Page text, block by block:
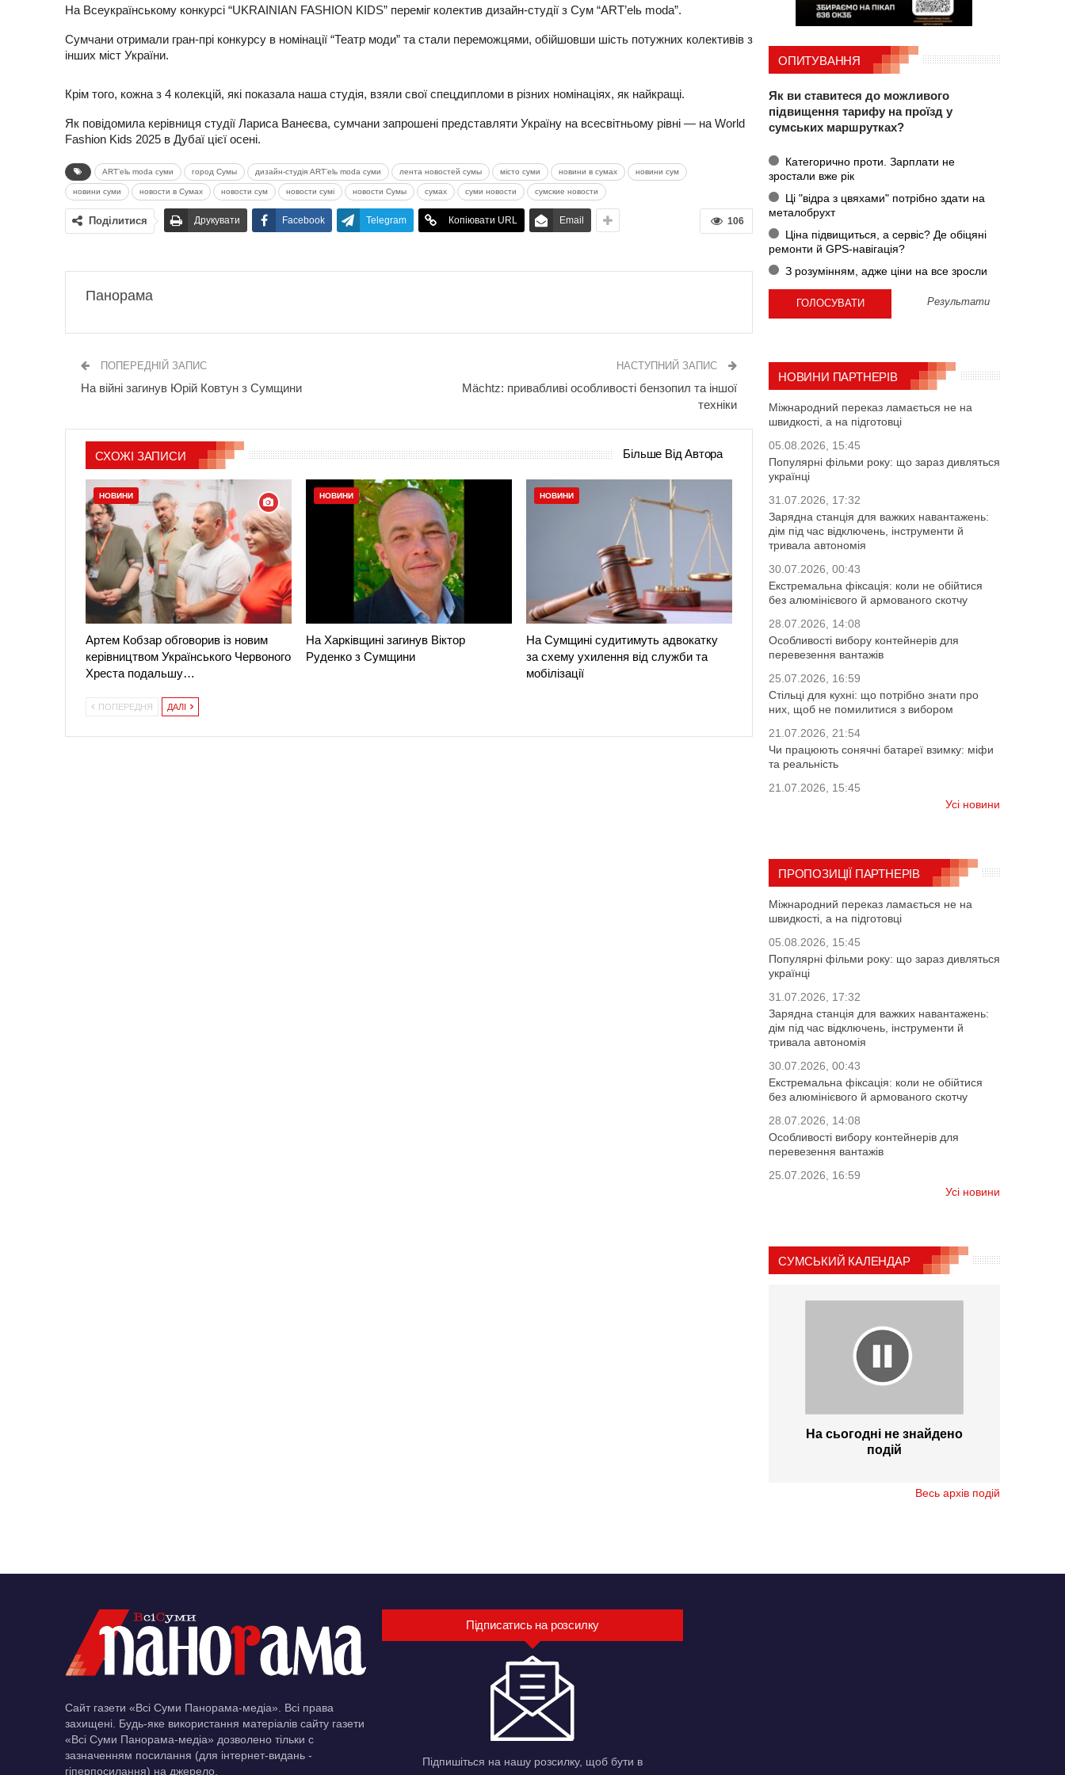
На Всеукраїнському конкурсі “UKRAINIAN FASHION KIDS” переміг колектив дизайн-студії з Сум “ART’elь moda”.
Сумчани отримали гран-прі конкурсу в номінації “Театр моди” та стали переможцями, обійшовши шість потужних колективів з
інших міст України.
Крім того, кожна з 4 колекцій, які показала наша студія, взяли свої спецдипломи в різних номінаціях, як найкращі.
Як повідомила керівниця студії Лариса Ванеєва, сумчани запрошені представляти Україну на всесвітньому рівні — на World
Fashion Kids 2025 в Дубаї цієї осені.
ART’elь moda суми город Сумы дизайн-студія ART’elь moda суми лента новостей сумы місто суми новини в сумах новини сум
новини суми новости в Сумах новости сум новости сумі новости Сумы сумах суми новости сумские новости
106
Поділитися Друкувати Facebook Telegram Копіювати URL Email
Панорама
ПОПЕРЕДНІЙ ЗАПИС
На війні загинув Юрій Ковтун з Сумщини
НАСТУПНИЙ ЗАПИС
Мächtz: привабливі особливості бензопил та іншої
техніки
СХОЖІ ЗАПИСИ Більше Від Автора
НОВИНИ
Артем Кобзар обговорив із новим
керівництвом Українського Червоного
Хреста подальшу…
НОВИНИ
На Харківщині загинув Віктор
Руденко з Сумщини
НОВИНИ
На Сумщині судитимуть адвокатку
за схему ухилення від служби та
мобілізації
ПОПЕРЕДНЯ ДАЛІ
ОПИТУВАННЯ
Як ви ставитеся до можливого
підвищення тарифу на проїзд у
сумських маршрутках?
Категорично проти. Зарплати не
зростали вже рік
Ці "відра з цвяхами" потрібно здати на
металобрухт
Ціна підвищиться, а сервіс? Де обіцяні
ремонти й GPS-навігація?
З розумінням, адже ціни на все зросли
Результати
НОВИНИ ПАРТНЕРІВ
Міжнародний переказ ламається не на
швидкості, а на підготовці
05.08.2026, 15:45
Популярні фільми року: що зараз дивляться
українці
31.07.2026, 17:32
Зарядна станція для важких навантажень:
дім під час відключень, інструменти й
тривала автономія
30.07.2026, 00:43
Екстремальна фіксація: коли не обійтися
без алюмінієвого й армованого скотчу
28.07.2026, 14:08
Особливості вибору контейнерів для
перевезення вантажів
25.07.2026, 16:59
Стільці для кухні: що потрібно знати про
них, щоб не помилитися з вибором
21.07.2026, 21:54
Чи працюють сонячні батареї взимку: міфи
та реальність
21.07.2026, 15:45
Усі новини
ПРОПОЗИЦІЇ ПАРТНЕРІВ
Міжнародний переказ ламається не на
швидкості, а на підготовці
05.08.2026, 15:45
Популярні фільми року: що зараз дивляться
українці
31.07.2026, 17:32
Зарядна станція для важких навантажень:
дім під час відключень, інструменти й
тривала автономія
30.07.2026, 00:43
Екстремальна фіксація: коли не обійтися
без алюмінієвого й армованого скотчу
28.07.2026, 14:08
Особливості вибору контейнерів для
перевезення вантажів
25.07.2026, 16:59
Усі новини
СУМСЬКИЙ КАЛЕНДАР
На сьогодні не знайдено
подій
Весь архів подій
Сайт газети «Всі Суми Панорама-медіа». Всі права
захищені. Будь-яке використання матеріалів сайту газети
«Всі Суми Панорама-медіа» дозволено тільки c
зазначенням посилання (для інтернет-видань -
гіперпосилання) на джерело.
Підписатись на розсилку
Підпишіться на нашу розсилку, щоб бути в